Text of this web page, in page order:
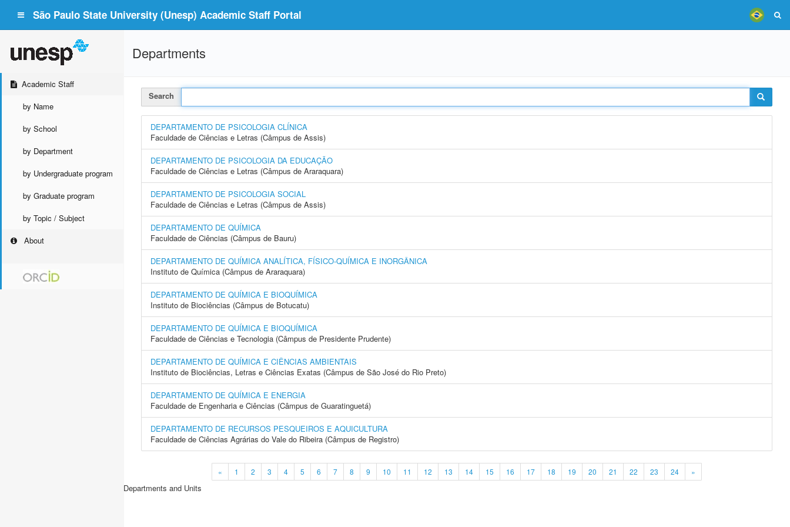
São Paulo State University (Unesp) Academic Staff Portal
Academic Staff
by Name
by School
by Department
by Undergraduate program
by Graduate program
by Topic / Subject
About
Departments
Search
DEPARTAMENTO DE PSICOLOGIA CLÍNICA
Faculdade de Ciências e Letras (Câmpus de Assis)
DEPARTAMENTO DE PSICOLOGIA DA EDUCAÇÃO
Faculdade de Ciências e Letras (Câmpus de Araraquara)
DEPARTAMENTO DE PSICOLOGIA SOCIAL
Faculdade de Ciências e Letras (Câmpus de Assis)
DEPARTAMENTO DE QUÍMICA
Faculdade de Ciências (Câmpus de Bauru)
DEPARTAMENTO DE QUÍMICA ANALÍTICA, FÍSICO-QUÍMICA E INORGÂNICA
Instituto de Química (Câmpus de Araraquara)
DEPARTAMENTO DE QUÍMICA E BIOQUÍMICA
Instituto de Biociências (Câmpus de Botucatu)
DEPARTAMENTO DE QUÍMICA E BIOQUÍMICA
Faculdade de Ciências e Tecnologia (Câmpus de Presidente Prudente)
DEPARTAMENTO DE QUÍMICA E CIÊNCIAS AMBIENTAIS
Instituto de Biociências, Letras e Ciências Exatas (Câmpus de São José do Rio Preto)
DEPARTAMENTO DE QUÍMICA E ENERGIA
Faculdade de Engenharia e Ciências (Câmpus de Guaratinguetá)
DEPARTAMENTO DE RECURSOS PESQUEIROS E AQUICULTURA
Faculdade de Ciências Agrárias do Vale do Ribeira (Câmpus de Registro)
« 1 2 3 4 5 6 7 8 9 10 11 12 13 14 15 16 17 18 19 20 21 22 23 24 »
Departments and Units